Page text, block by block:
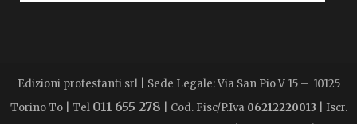
Edizioni protestanti srl | Sede Legale: Via San Pio V 15 – 10125
Torino To | Tel 011 655 278 | Cod. Fisc/P.Iva 06212220013 | Iscr.